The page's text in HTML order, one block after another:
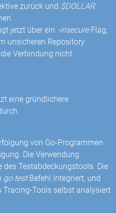
zurück und $DOLLAR
jetzt über ein -insecureFlag,
unsicheren Repository
Verbindung nicht
eine gründlichere
von Go-Programmen
Die Verwendung
Testabdeckungstools. Die
go testBefehl integriert, und
Tracing-Tools selbst analysiert